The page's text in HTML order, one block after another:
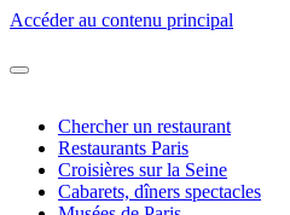
Accéder au contenu principal
Chercher un restaurant
Restaurants Paris
Croisières sur la Seine
Cabarets, dîners spectacles